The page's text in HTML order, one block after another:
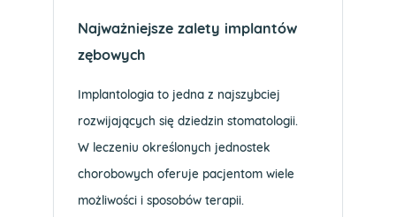
Najważniejsze zalety implantów
zębowych
Implantologia to jedna z najszybciej
rozwijających się dziedzin stomatologii.
W leczeniu określonych jednostek
chorobowych oferuje pacjentom wiele
możliwości i sposobów terapii.